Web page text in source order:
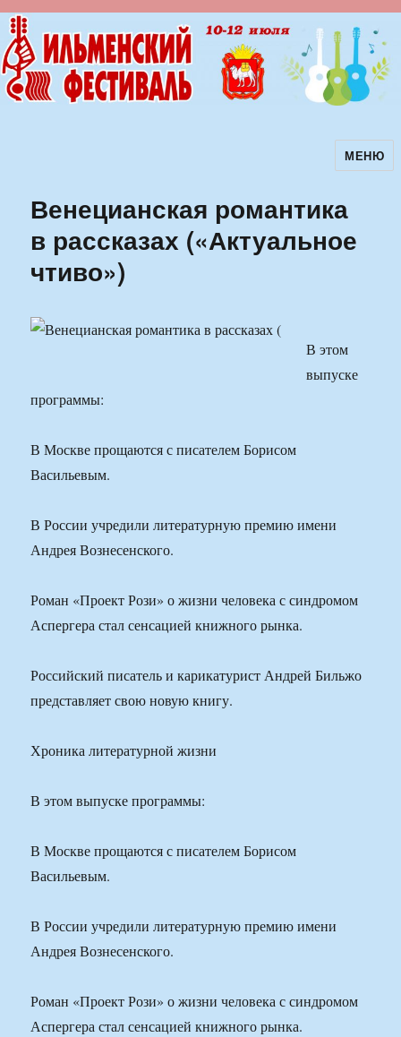
Ильменский фестиваль авторскойМЕНЮ
Венецианская романтика
в рассказах («Актуальное
чтиво»)
В этом
выпуске
программы:
В Москве прощаются с писателем Борисом
Васильевым.
В России учредили литературную премию имени
Андрея Вознесенского.
Роман «Проект Рози» о жизни человека с синдромом
Аспергера стал сенсацией книжного рынка.
Российский писатель и карикатурист Андрей Бильжо
представляет свою новую книгу.
Хроника литературной жизни
В этом выпуске программы:
В Москве прощаются с писателем Борисом
Васильевым.
В России учредили литературную премию имени
Андрея Вознесенского.
Роман «Проект Рози» о жизни человека с синдромом
Аспергера стал сенсацией книжного рынка.